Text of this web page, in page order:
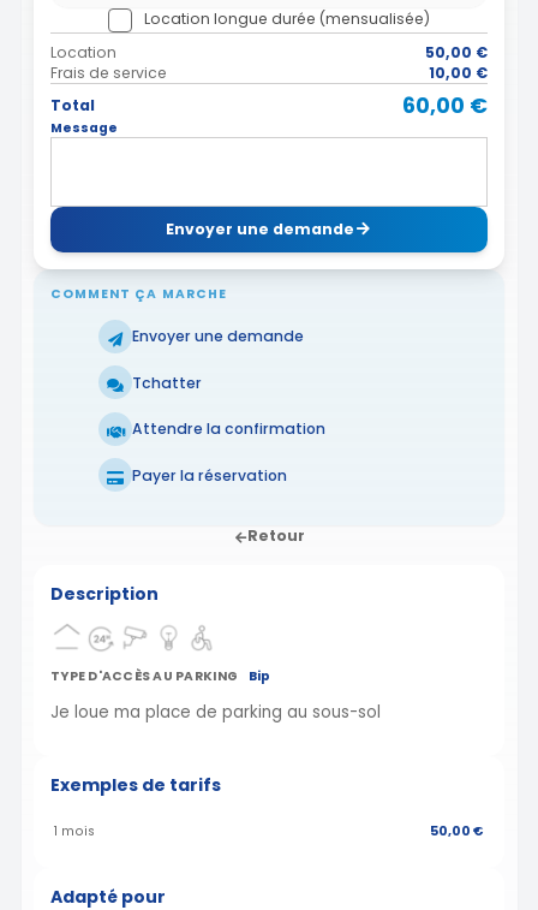
Location longue durée (mensualisée)
Location
50,00 €
Frais de service
10,00 €
Total
60,00 €
Message
Envoyer une demande
COMMENT ÇA MARCHE
Envoyer une demande
Tchatter
Attendre la confirmation
Payer la réservation
Retour
Description
TYPE D'ACCÈS AU PARKING Bip
Je loue ma place de parking au sous-sol
Exemples de tarifs
1 mois 50,00 €
Adapté pour